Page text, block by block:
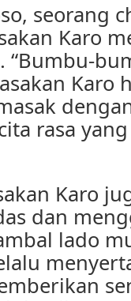
seorang
Karo
“Bumbu-
Karo
rasa
Karo
dan
lado